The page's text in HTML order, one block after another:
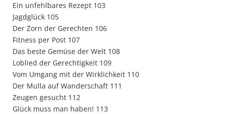
Ein unfehlbares Rezept 103
Jagdglück 105
Der Zorn der Gerechten 106
Fitness per Post 107
Das beste Gemüse der Welt 108
Loblied der Gerechtigkeit 109
Vom Umgang mit der Wirklichkeit 110
Der Mulla auf Wanderschaft 111
Zeugen gesucht 112
Glück muss man haben! 113